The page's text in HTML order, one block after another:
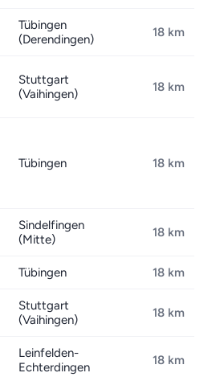
Tübingen
(Derendingen)
18 km
Stuttgart
(Vaihingen)
18 km
Tübingen 18 km
Sindelfingen
(Mitte)
18 km
Tübingen 18 km
Stuttgart
(Vaihingen)
18 km
Leinfelden-
Echterdingen
18 km